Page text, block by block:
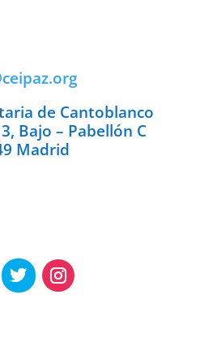
de Cantoblanco
Bajo – Pabellón C
Madrid